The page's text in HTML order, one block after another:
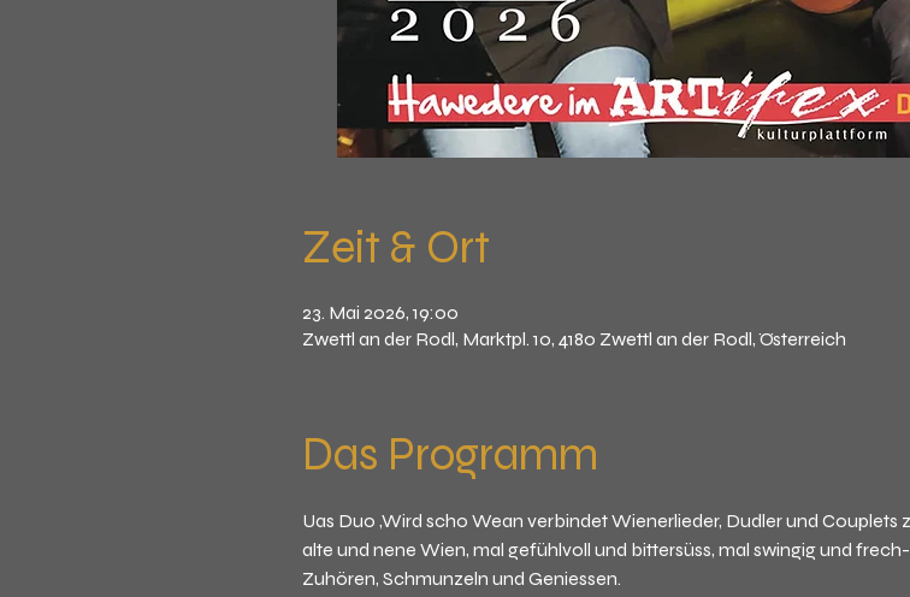
Zeit & Ort
23. Mai 2026, 19:00
Zwettl an der Rodl, Marktpl. 10, 4180 Zwettl an der Rodl, Österreich
Das Programm
Uas Duo ,Wird scho Wean verbindet Wienerlieder, Dudler und Couplets
alte und nene Wien, mal gefühlvoll und bittersüss, mal swingig und
Zuhören, Schmunzeln und Geniessen.